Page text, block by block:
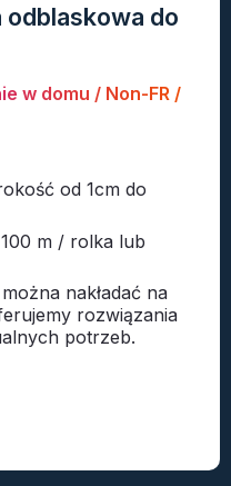
odblaskowa do
w domu / Non-FR /
od 1cm do
m / rolka lub
nakładać na
rozwiązania
potrzeb.